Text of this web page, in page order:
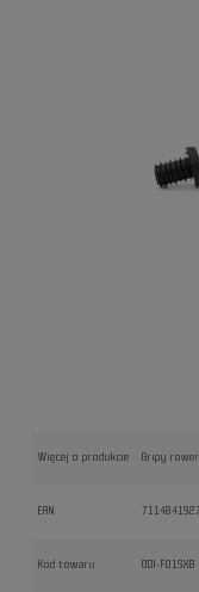
Więcej o produkcie Gripy
EAN
Kod towaru ODI-F01SXB